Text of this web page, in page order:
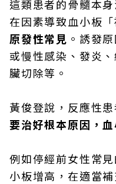
這類患者的骨髓本
在因素導致血小板
原發性常見 。誘發
或慢性感染、發炎
臟切除等。
黃俊登說，反應性
要治好根本原因，
例如停經前女性常
小板增高，在適當